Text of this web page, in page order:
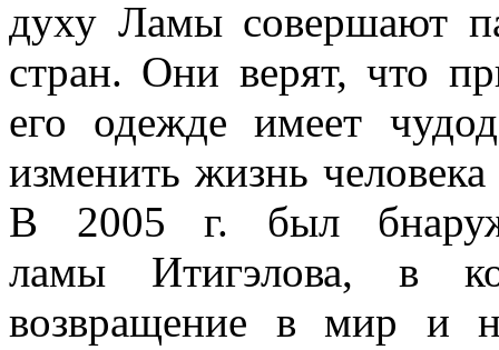
духу Ламы совершают
стран. Они верят, что
его одежде имеет
изменить жизнь
В 2005 г. был
ламы Итигэлова, в
возвращение в мир и